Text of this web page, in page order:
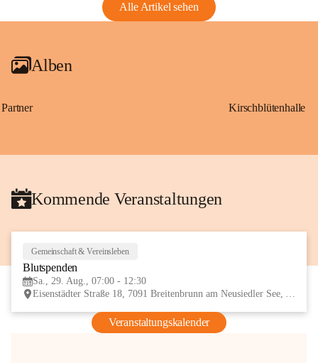
Alle Artikel sehen
Alben
Partner Kirschblütenhalle
Kommende Veranstaltungen
Gemeinschaft & Vereinsleben
Blutspenden
Sa., 29. Aug., 07:00 - 12:30
Eisenstädter Straße 18, 7091 Breitenbrunn am Neusiedler See, AUT
Veranstaltungskalender